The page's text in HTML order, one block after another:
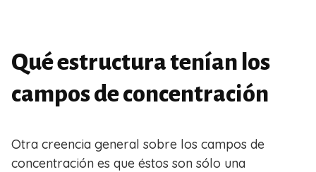
Qué estructura tenían los
campos de concentración
Otra creencia general sobre los campos de
concentración es que éstos son sólo una